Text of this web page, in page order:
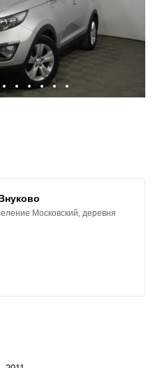
Московский, деревня